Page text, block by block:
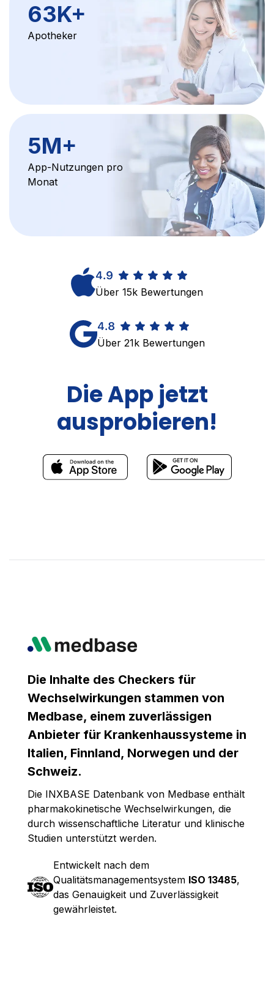
63K+
Apotheker
5M+
App-Nutzungen pro
Monat
Über 15k Bewertungen
Über 21k Bewertungen
Die App jetzt
ausprobieren!
Die Inhalte des Checkers für
Wechselwirkungen stammen von
Medbase, einem zuverlässigen
Anbieter für Krankenhaussysteme in
Italien, Finnland, Norwegen und der
Schweiz.
Die INXBASE Datenbank von Medbase enthält
pharmakokinetische Wechselwirkungen, die
durch wissenschaftliche Literatur und klinische
Studien unterstützt werden.
Entwickelt nach dem
Qualitätsmanagementsystem ISO 13485,
das Genauigkeit und Zuverlässigkeit
gewährleistet.